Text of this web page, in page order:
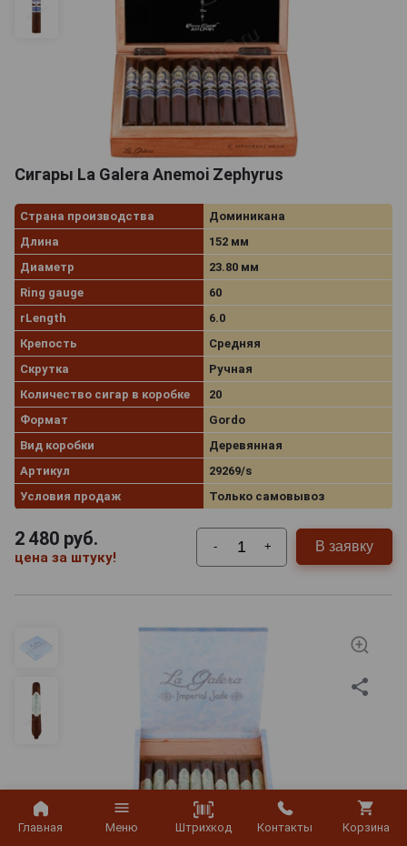
Главная Меню Штрихкод Контакты Корзина
Сигары La Galera Anemoi Zephyrus
Страна производства
Доминикана
Длина
152 мм
Диаметр
23.80 мм
Ring gauge
60
rLength
6.0
Крепость
Средняя
Скрутка
Ручная
Количество сигар в коробке
20
Формат
Gordo
Вид коробки
Деревянная
Артикул
29269/s
Условия продаж
Только самовывоз
2 480 руб.
цена за штуку!
- + В заявку